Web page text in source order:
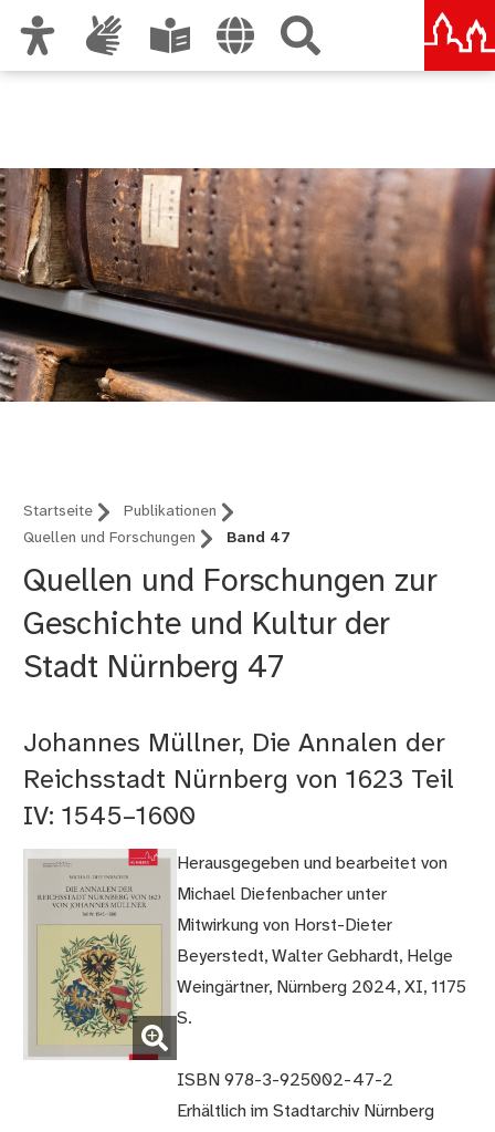
Startseite
Publikationen
Quellen und Forschungen
Band 47
Quellen und Forschungen zur
Geschichte und Kultur der
Stadt Nürnberg 47
Johannes Müllner, Die Annalen der
Reichsstadt Nürnberg von 1623 Teil
IV: 1545–1600
(Bild
vergrößern)
Herausgegeben und bearbeitet von
Michael Diefenbacher unter
Mitwirkung von Horst-Dieter
Beyerstedt, Walter Gebhardt, Helge
Weingärtner, Nürnberg 2024, XI, 1175
S.
ISBN 978-3-925002-47-2
Erhältlich im Stadtarchiv Nürnberg